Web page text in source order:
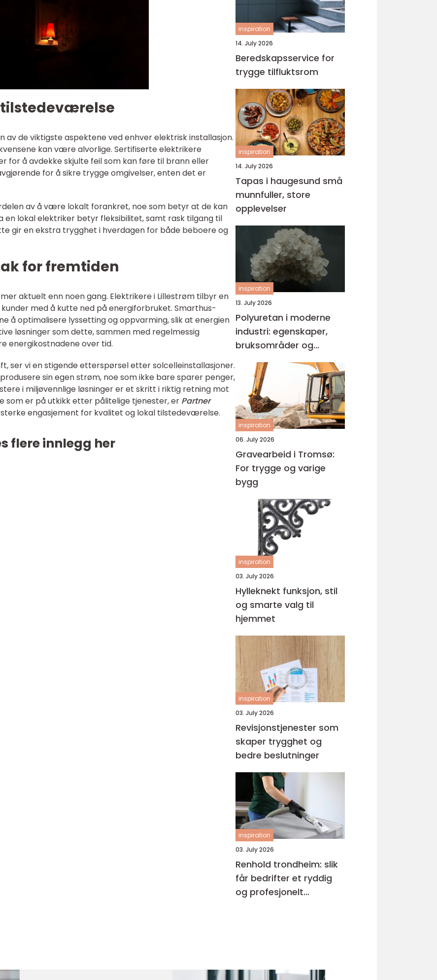
av de viktigste aspektene ved enhver elektrisk installasjon.
kan være alvorlige. Sertifiserte elektrikere
å avdekke skjulte feil som kan føre til brann eller
for å sikre trygge omgivelser, enten det er
av å være lokalt forankret, noe som betyr at de kan
en lokal elektriker betyr fleksibilitet, samt rask tilgang til
gir en ekstra trygghet i hverdagen for både beboere og
for fremtiden
aktuelt enn noen gang. Elektrikere i Lillestrøm tilbyr en
med å kutte ned på energiforbruket. Smarthus-
å optimalisere lyssetting og oppvarming, slik at energien
løsninger som dette, sammen med regelmessig
energikostnadene over tid.
ser vi en stigende etterspørsel etter solcelleinstallasjoner.
sin egen strøm, noe som ikke bare sparer penger,
i miljøvennlige løsninger er et skritt i riktig retning mot
er på utkikk etter pålitelige tjenester, er Partner
engasjement for kvalitet og lokal tilstedeværelse.
flere innlegg her
inspiration
14. July 2026
Beredskapsservice for
trygge tilfluktsrom
inspiration
14. July 2026
Tapas i haugesund små
munnfuller, store
opplevelser
inspiration
13. July 2026
Polyuretan i moderne
industri: egenskaper,
bruksområder og
fordeler
inspiration
06. July 2026
Gravearbeid i Tromsø:
For trygge og varige
bygg
inspiration
03. July 2026
Hylleknekt funksjon, stil
og smarte valg til
hjemmet
inspiration
03. July 2026
Revisjonstjenester som
skaper trygghet og
bedre beslutninger
inspiration
03. July 2026
Renhold trondheim: slik
får bedrifter et ryddig
og profesjonelt